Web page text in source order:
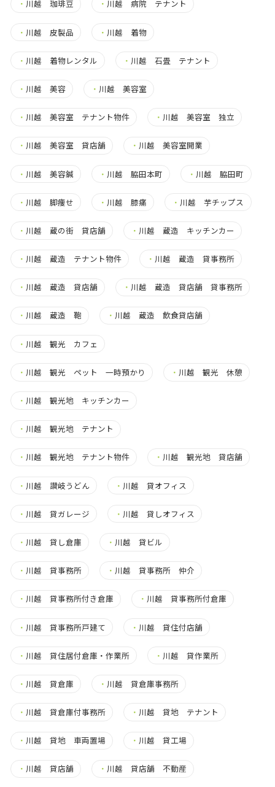
・ 川越 珈琲豆 ・ 川越 病院 テナント
・ 川越 皮製品 ・ 川越 着物
・ 川越 着物レンタル ・ 川越 石畳 テナント
・ 川越 美容 ・ 川越 美容室
・ 川越 美容室 テナント物件 ・ 川越 美容室 独立
・ 川越 美容室 貸店舗 ・ 川越 美容室開業
・ 川越 美容鍼 ・ 川越 脇田本町 ・ 川越 脇田町
・ 川越 脚痩せ ・ 川越 膝痛 ・ 川越 芋チップス
・ 川越 蔵の街 貸店舗 ・ 川越 蔵造 キッチンカー
・ 川越 蔵造 テナント物件 ・ 川越 蔵造 貸事務所
・ 川越 蔵造 貸店舗 ・ 川越 蔵造 貸店舗 貸事務所
・ 川越 蔵造 鞄 ・ 川越 蔵造 飲食貸店舗
・ 川越 観光 カフェ
・ 川越 観光 ペット 一時預かり ・ 川越 観光 休憩
・ 川越 観光地 キッチンカー
・ 川越 観光地 テナント
・ 川越 観光地 テナント物件 ・ 川越 観光地 貸店舗
・ 川越 讃岐うどん ・ 川越 貸オフィス
・ 川越 貸ガレージ ・ 川越 貸しオフィス
・ 川越 貸し倉庫 ・ 川越 貸ビル
・ 川越 貸事務所 ・ 川越 貸事務所 仲介
・ 川越 貸事務所付き倉庫 ・ 川越 貸事務所付倉庫
・ 川越 貸事務所戸建て ・ 川越 貸住付店舗
・ 川越 貸住居付倉庫・作業所 ・ 川越 貸作業所
・ 川越 貸倉庫 ・ 川越 貸倉庫事務所
・ 川越 貸倉庫付事務所 ・ 川越 貸地 テナント
・ 川越 貸地 車両置場 ・ 川越 貸工場
・ 川越 貸店舗 ・ 川越 貸店舗 不動産